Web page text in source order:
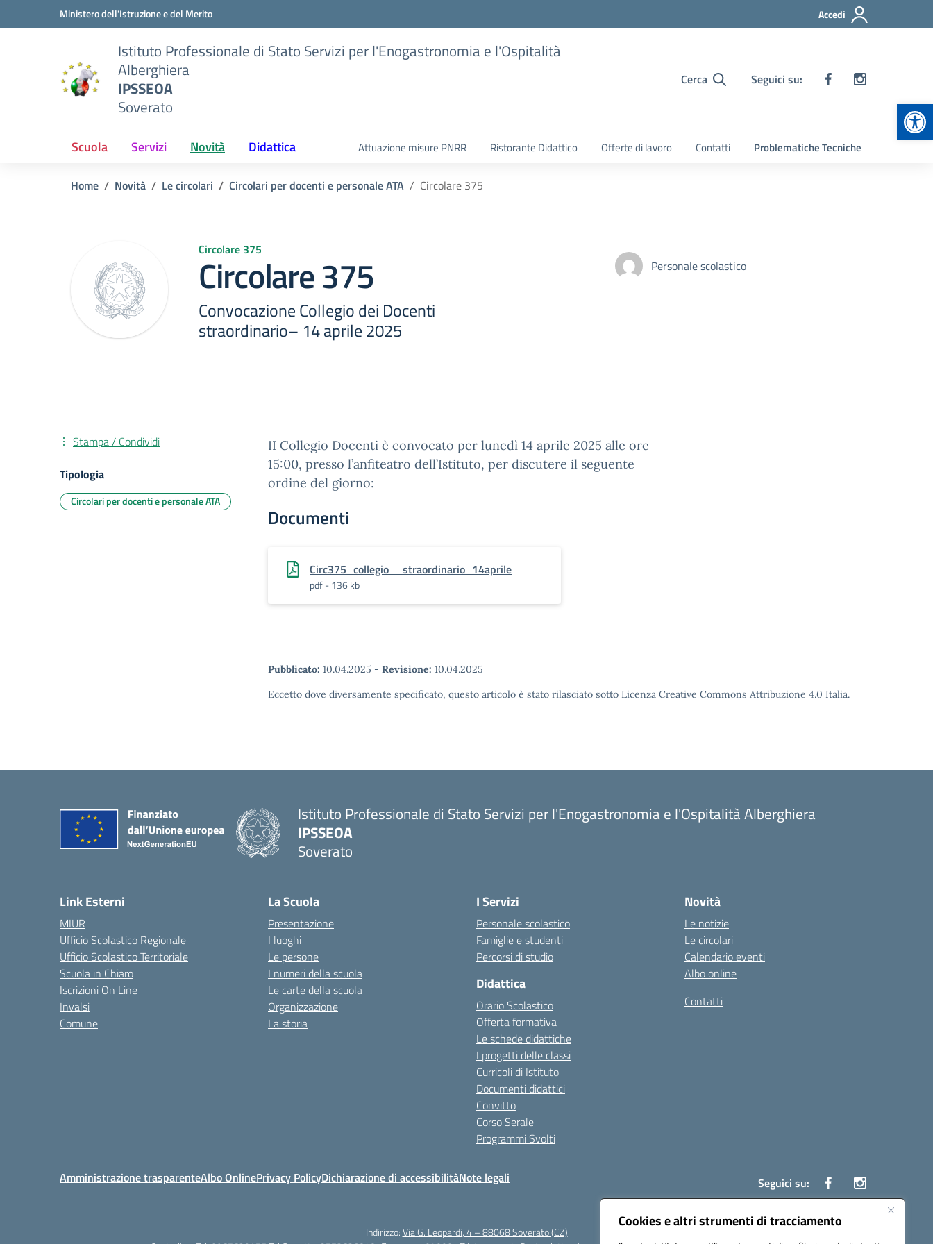
Cookies e altri strumenti di tracciamento
Vai ai contenuti
Vai al menu di navigazioneMinistero dell'Istruzione e del Merito Accedi
Istituto Professionale di Stato Servizi per l'Enogastronomia e l'Ospitalità
Alberghiera
IPSSEOA
Soverato
Cerca Seguici su:
Scuola Servizi Novità Didattica Attuazione misure PNRR Ristorante Didattico Offerte di lavoro Contatti Problematiche Tecniche
Home Novità Le circolari Circolari per docenti e personale ATA Circolare 375
Circolare 375
Circolare 375
Convocazione Collegio dei Docenti
straordinario– 14 aprile 2025
Personale scolastico
II Collegio Docenti è convocato per lunedì 14 aprile 2025 alle ore
15:00, presso l’anfiteatro dell’Istituto, per discutere il seguente
ordine del giorno:
Documenti
Circ375_collegio__straordinario_14aprile
pdf - 136 kb
Pubblicato: 10.04.2025 - Revisione: 10.04.2025
Eccetto dove diversamente specificato, questo articolo è stato rilasciato sotto Licenza Creative Commons Attribuzione 4.0 Italia.
Stampa / Condividi
Tipologia
Circolari per docenti e personale ATA
Istituto Professionale di Stato Servizi per l'Enogastronomia e l'Ospitalità Alberghiera
IPSSEOA
Soverato
Link Esterni
MIUR
Ufficio Scolastico Regionale
Ufficio Scolastico Territoriale
Scuola in Chiaro
Iscrizioni On Line
Invalsi
Comune
La Scuola
Presentazione
I luoghi
Le persone
I numeri della scuola
Le carte della scuola
Organizzazione
La storia
I Servizi
Personale scolastico
Famiglie e studenti
Percorsi di studio
Didattica
Orario Scolastico
Offerta formativa
Le schede didattiche
I progetti delle classi
Curricoli di Istituto
Documenti didattici
Convitto
Corso Serale
Programmi Svolti
Novità
Le notizie
Le circolari
Calendario eventi
Albo online
Contatti
Amministrazione trasparenteAlbo OnlinePrivacy PolicyDichiarazione di accessibilitàNote legali Seguici su:
Indirizzo:Via G. Leopardi, 4 – 88068 Soverato (CZ)